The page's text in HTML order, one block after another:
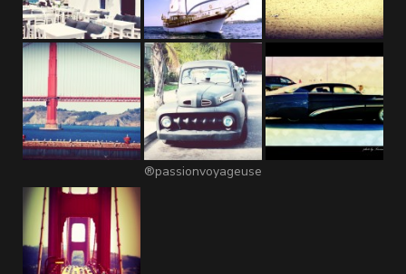
®passionvoyageuse